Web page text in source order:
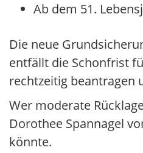
Ab dem 51.
Die neue
entfällt die Schonfrist
rechtzeitig beantragen
Wer moderate
Dorothee Spannagel
könnte.